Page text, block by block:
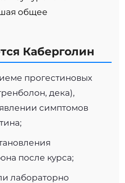
общее
Каберголин
прогестиновых
дека),
симптомов
после курса;
лабораторно